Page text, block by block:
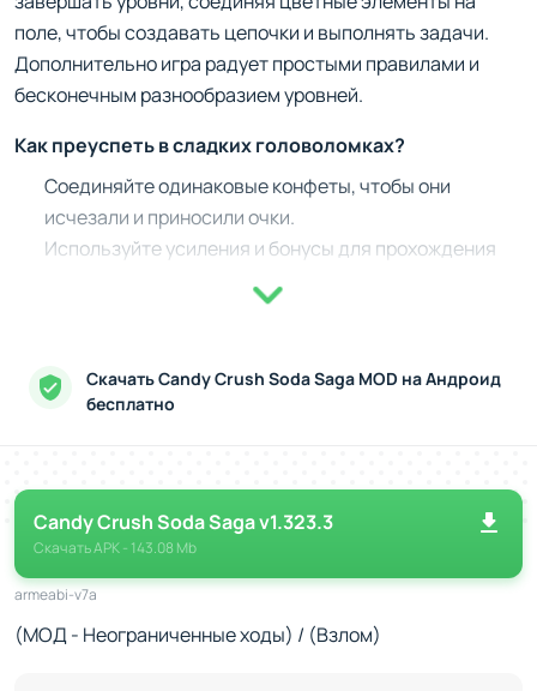
поле, чтобы создавать цепочки и выполнять задачи.
Дополнительно игра радует простыми правилами и
бесконечным разнообразием уровней.
Как преуспеть в сладких головоломках?
Соединяйте одинаковые конфеты, чтобы они
исчезали и приносили очки.
Используйте усиления и бонусы для прохождения
Собирайте бутылочки с газировкой, чтобы повысить
Освобождайте мармеладных медвежат, спрятанных
под слоями сахара.
Сюжет Candy Crush Soda Saga вращается вокруг
спасения сладкого мира, а каждая глава открывает всё
новые приключения. Вам придется помогать
персонажам, собирать редкие конфеты и преодолевать
разнообразие режимов, включая "Сбор бутылок",
Скачать Candy Crush Soda Saga MOD на Андроид
бесплатно
Candy Crush Soda Saga v1.323.3
СкачатьAPK- 143.08 Mb
armeabi-v7a
(МОД - Неограниченные ходы) / (Взлом)